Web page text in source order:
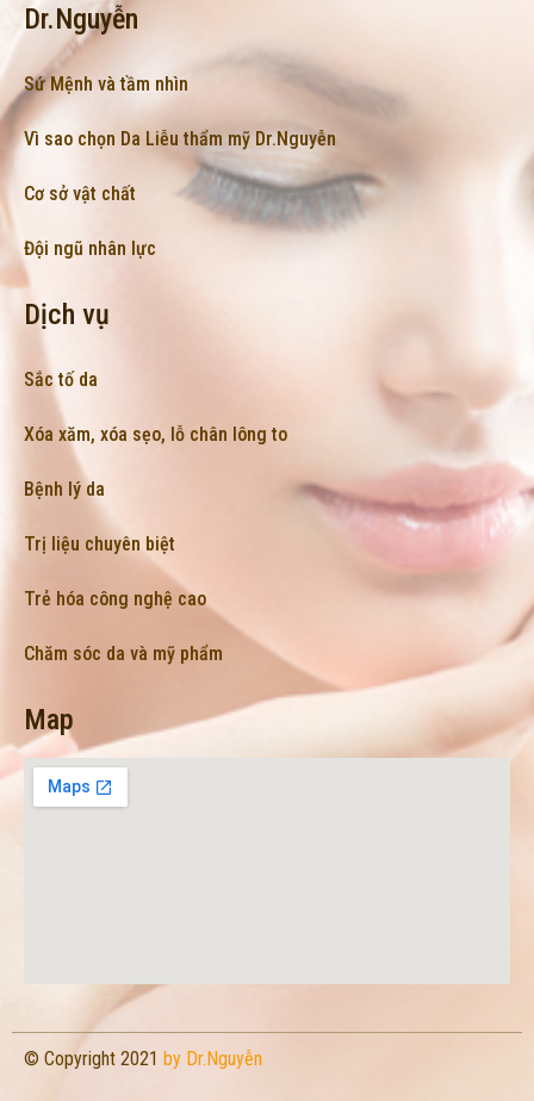
Dr.Nguyễn
Sứ Mệnh và tầm nhìn
Vì sao chọn Da Liễu thẩm mỹ Dr.Nguyễn
Cơ sở vật chất
Đội ngũ nhân lực
Dịch vụ
Sắc tố da
Xóa xăm, xóa sẹo, lỗ chân lông to
Bệnh lý da
Trị liệu chuyên biệt
Trẻ hóa công nghệ cao
Chăm sóc da và mỹ phẩm
Map
© Copyright 2021 by Dr.Nguyễn